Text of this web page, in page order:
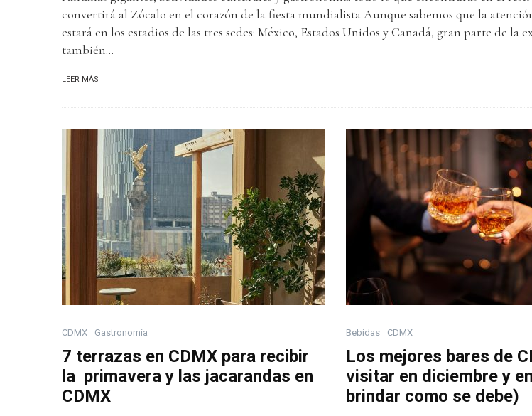
convertirá al Zócalo en el corazón de la fiesta mundialista Aunque sabemos que la
estará en los estadios de las tres sedes: México, Estados Unidos y Canadá, gran parte de la
también...
LEER MÁS
CDMX Gastronomía
7 terrazas en CDMX para recibir
la primavera y las jacarandas en
CDMX
Bebidas CDMX
Los mejores bares de
visitar en diciembre y
brindar como se debe)